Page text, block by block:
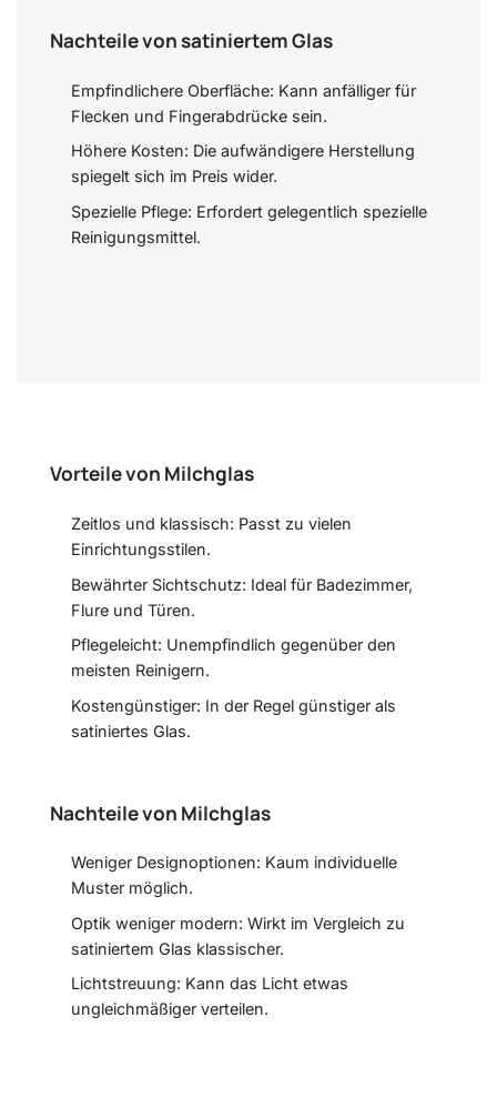
Nachteile von satiniertem Glas
Empfindlichere Oberfläche: Kann anfälliger für
Flecken und Fingerabdrücke sein.
Höhere Kosten: Die aufwändigere Herstellung
spiegelt sich im Preis wider.
Spezielle Pflege: Erfordert gelegentlich spezielle
Reinigungsmittel.
Vorteile von Milchglas
Zeitlos und klassisch: Passt zu vielen
Einrichtungsstilen.
Bewährter Sichtschutz: Ideal für Badezimmer,
Flure und Türen.
Pflegeleicht: Unempfindlich gegenüber den
meisten Reinigern.
Kostengünstiger: In der Regel günstiger als
satiniertes Glas.
Nachteile von Milchglas
Weniger Designoptionen: Kaum individuelle
Muster möglich.
Optik weniger modern: Wirkt im Vergleich zu
satiniertem Glas klassischer.
Lichtstreuung: Kann das Licht etwas
ungleichmäßiger verteilen.